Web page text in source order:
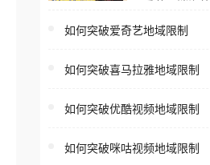
亚、欧洲等
台一样，出
地区播放。 遇到这个问题的
在海外打开
所在的地区
门、台湾、
区时，网易
如何突破爱奇艺地域限制
如何突破喜马拉雅地域限制
如何突破优酷视频地域限制
如何突破咪咕视频地域限制